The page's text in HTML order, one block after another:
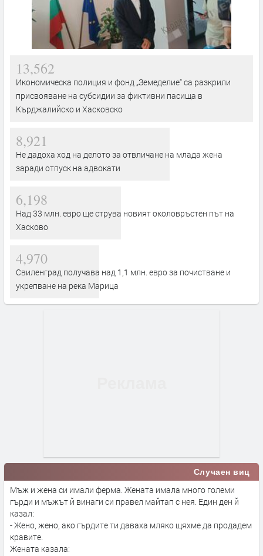
13,562
Икономическа полиция и фонд „Земеделие“ са разкрили
присвояване на субсидии за фиктивни пасища в
Кърджалийско и Хасковско
8,921
Не дадоха ход на делото за отвличане на млада жена
заради отпуск на адвокати
6,198
Над 33 млн. евро ще струва новият околовръстен път на
Хасково
4,970
Свиленград получава над 1,1 млн. евро за почистване и
укрепване на река Марица
Случаен виц
Мъж и жена си имали ферма. Жената имала много големи
гърди и мъжът й винаги си правел майтап с нея. Един ден й
казал:
- Жено, жено, ако гърдите ти даваха мляко щяхме да продадем
кравите.
Жената казала: